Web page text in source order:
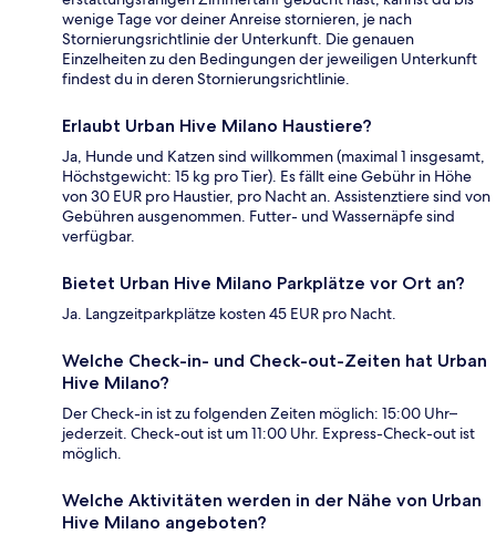
wenige Tage vor deiner Anreise stornieren, je nach
Stornierungsrichtlinie der Unterkunft. Die genauen
Einzelheiten zu den Bedingungen der jeweiligen Unterkunft
findest du in deren Stornierungsrichtlinie.
Erlaubt Urban Hive Milano Haustiere?
Ja, Hunde und Katzen sind willkommen (maximal 1 insgesamt,
Höchstgewicht: 15 kg pro Tier). Es fällt eine Gebühr in Höhe
von 30 EUR pro Haustier, pro Nacht an. Assistenztiere sind von
Gebühren ausgenommen. Futter- und Wassernäpfe sind
verfügbar.
Bietet Urban Hive Milano Parkplätze vor Ort an?
Ja. Langzeitparkplätze kosten 45 EUR pro Nacht.
Welche Check-in- und Check-out-Zeiten hat Urban
Hive Milano?
Der Check-in ist zu folgenden Zeiten möglich: 15:00 Uhr–
jederzeit. Check-out ist um 11:00 Uhr. Express-Check-out ist
möglich.
Welche Aktivitäten werden in der Nähe von Urban
Hive Milano angeboten?